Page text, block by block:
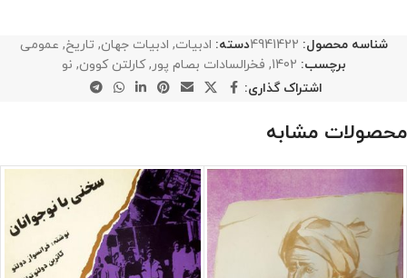
شناسه محصول: 4941422دسته: ادبیات, ادبیات جهان, تاریخ, عمومی
برچسب: 1402
, فخرالسادات بصام پور, کارلتن کوون, نو
اشتراک گذاری:
محصولات مشابه